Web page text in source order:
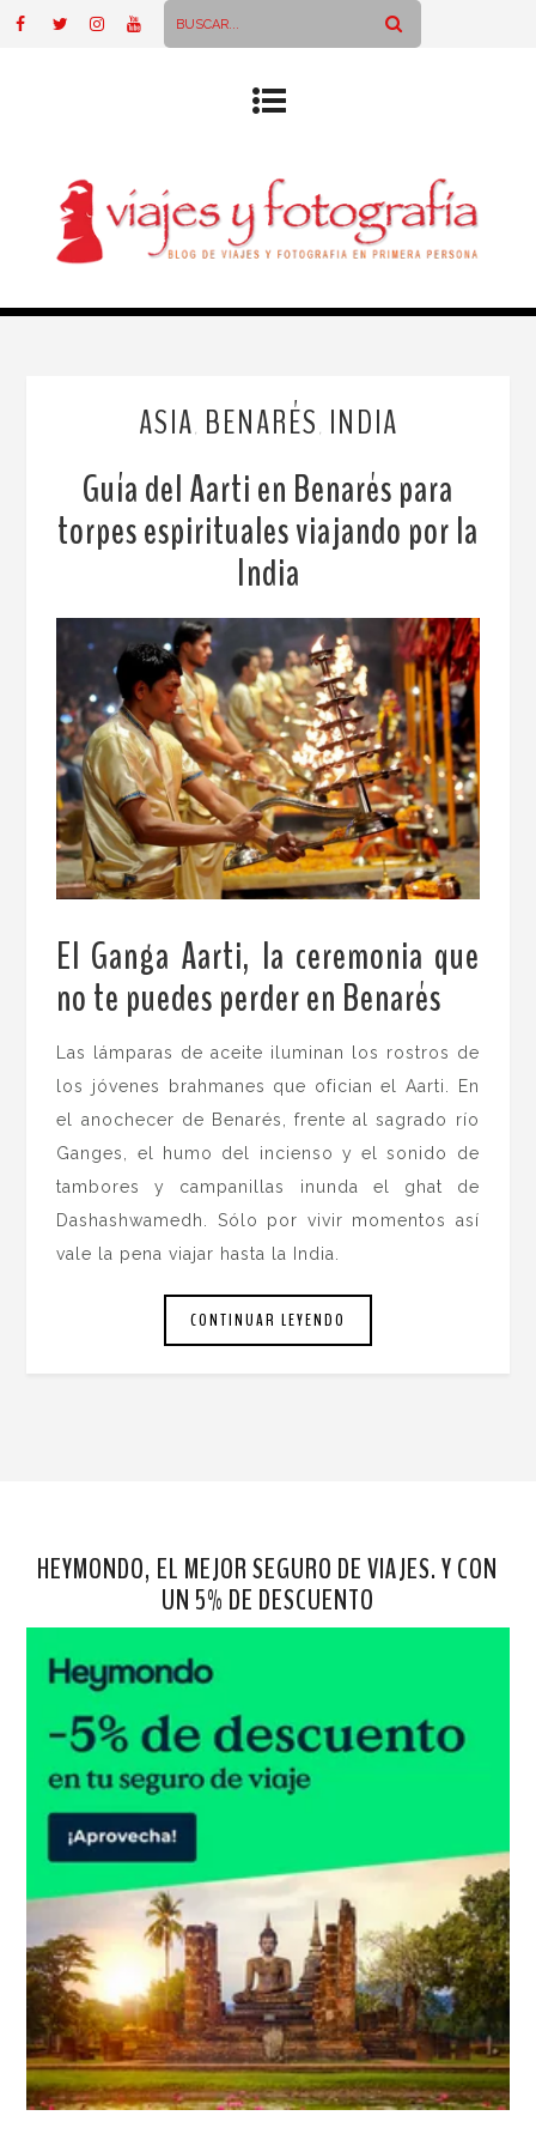
ASIA BENARÉS INDIA
Guía del Aarti en Benarés para
torpes espirituales viajando por la
India
El Ganga Aarti, la ceremonia que
no te puedes perder en Benarés
Las lámparas de aceite iluminan los rostros de
los jóvenes brahmanes que ofician el Aarti. En
el anochecer de Benarés, frente al sagrado río
Ganges, el humo del incienso y el sonido de
tambores y campanillas inunda el ghat de
Dashashwamedh. Sólo por vivir momentos así
vale la pena viajar hasta la India.
CONTINUAR LEYENDO
HEYMONDO, EL MEJOR SEGURO DE VIAJES. Y CON
UN 5% DE DESCUENTO